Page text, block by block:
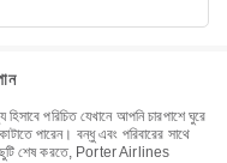
পরিচিত যেখানে আপনি চারপাশে ঘুরে
পারেন। বন্ধু এবং পরিবারের সাথে
ছুটি শেষ করতে, Porter Airlines